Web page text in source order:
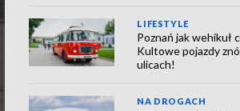
LIFESTYLE
Poznań jak wehikuł
Kultowe pojazdy
ulicach!
NA DROGACH